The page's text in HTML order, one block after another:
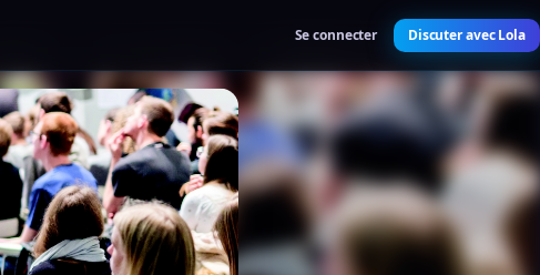
Se connecter Discuter avec Lola